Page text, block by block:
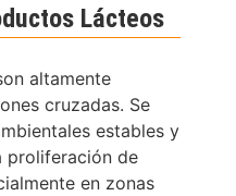
Lácteos
altamente
cruzadas. Se
estables y
proliferación de
en zonas